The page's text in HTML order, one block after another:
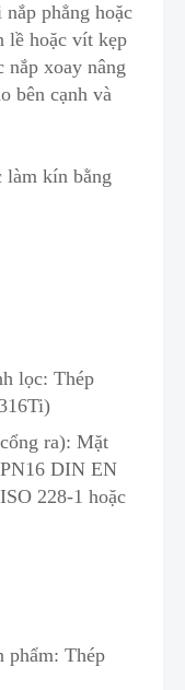
phẳng hoặc
lề hoặc vít kẹp
nắp xoay nâng
bên cạnh và
làm kín bằng
lọc: Thép
ra): Mặt
DIN EN
228-1 hoặc
phẩm: Thép